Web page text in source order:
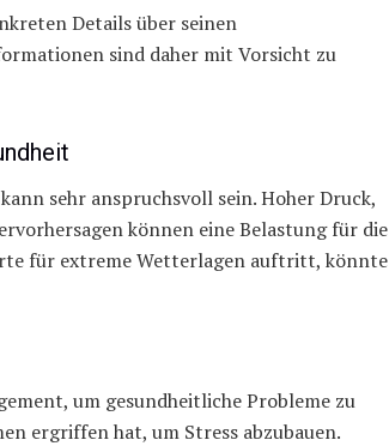
Details über seinen
sind daher mit Vorsicht zu
sehr anspruchsvoll sein. Hoher Druck,
können eine Belastung für die
für extreme Wetterlagen auftritt, könnte
um gesundheitliche Probleme zu
ergriffen hat, um Stress abzubauen.